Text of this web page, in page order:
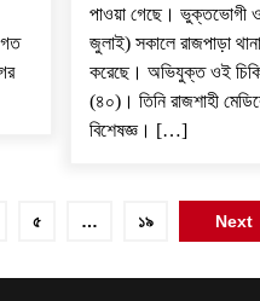
গত
পাওয়া গেছে। ভুক্তভোগী
জুলাই) সকালে রাজপাড়া
করেছে। অভিযুক্ত ওই
(৪০)। তিনি রাজশাহী
বিশেষজ্ঞ। […]
৫ … ১৯ Next